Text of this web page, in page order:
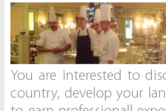
You are interested to
country, develop your